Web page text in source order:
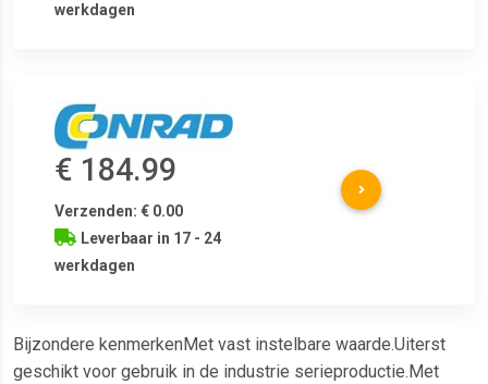
werkdagen
€ 184.99
Verzenden: € 0.00
Leverbaar in 17 - 24
werkdagen
Bijzondere kenmerkenMet vast instelbare waarde.Uiterst
geschikt voor gebruik in de industrie serieproductie.Met